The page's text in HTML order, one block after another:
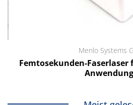
Menlo Systems
Femtosekunden-